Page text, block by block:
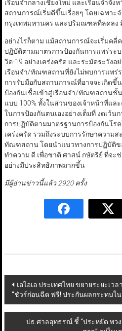
เรือนจำกลางเชียงใหม่ และเรือนจำจั
สถานการณ์เริ่มดีขึ้นเรื่อยๆ โดยเฉพาะ
กรุงเทพมหานคร และปริมณฑลที่ลดลง
อย่างไรก็ตาม แม้สถานการณ์จะเริ่มคลี่
ปฏิบัติตามมาตรการป้องกันการแพร่ระ
วิด-19 อย่างเคร่งครัด และระมัดระวังอ
เรือนจำ/ทัณฑสถานที่ยังไม่พบการแพร่
การรับมือกับสถานการณ์ที่อาจจะเกิดขึ้น
ป้องกันเชื้อเข้าสู่เรือนจำ/ทัณฑสถานชั้
แบบ 100% ทั้งในส่วนของเจ้าหน้าที่แล
ในการป้องกันตนเองอย่างเต็มที่ งดเว้น
การปฏิบัติตามมาตรฐานการป้องกันโร
เคร่งครัด รวมถึงระบบการรักษาความ
ทัณฑสถาน โดยนำแนวทางการปฏิบัติ
ทำความ ดี เพื่อชาติ ศาสน์ กษัตริย์ ที่จะ
อย่างมีประสิทธิภาพมากขึ้น
มีผู้อ่านข่าวนี้แล้ว 2920 ครั้ง
Post
navigation
เอไอเอ ประเทศไทย ขยายระยะเว
“ชัวร์ก่อนฉีด ฟรี! ประกันผลกระทบใ
ปธ.ศาลอุทธรณ์ ชี้ “ประหยัด พว